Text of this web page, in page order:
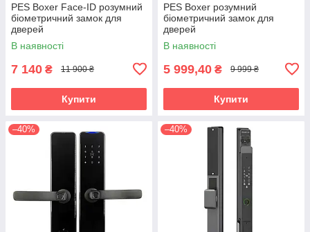
PES Boxer Face-ID розумний
біометричний замок для
дверей
В наявності
7 140 ₴ 11 900 ₴
Купити
PES Boxer розумний
біометричний замок для
дверей
В наявності
5 999,40 ₴ 9 999 ₴
Купити
–40% –40%